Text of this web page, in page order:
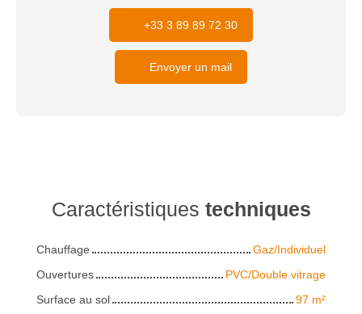
+33 3 89 89 72 30
Envoyer un mail
Caractéristiques techniques
Chauffage
Gaz/Individuel
Ouvertures
PVC/Double vitrage
Surface au sol
97 m²